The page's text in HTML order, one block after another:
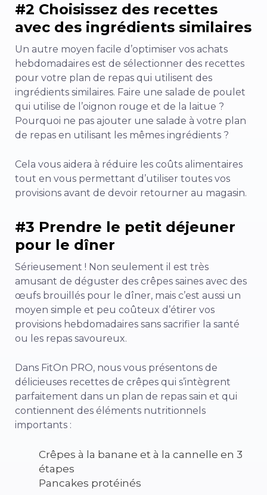
#2 Choisissez des recettes
avec des ingrédients similaires
Un autre moyen facile d’optimiser vos achats
hebdomadaires est de sélectionner des recettes
pour votre plan de repas qui utilisent des
ingrédients similaires. Faire une salade de poulet
qui utilise de l’oignon rouge et de la laitue ?
Pourquoi ne pas ajouter une salade à votre plan
de repas en utilisant les mêmes ingrédients ?
Cela vous aidera à réduire les coûts alimentaires
tout en vous permettant d’utiliser toutes vos
provisions avant de devoir retourner au magasin.
#3 Prendre le petit déjeuner
pour le dîner
Sérieusement ! Non seulement il est très
amusant de déguster des crêpes saines avec des
œufs brouillés pour le dîner, mais c’est aussi un
moyen simple et peu coûteux d’étirer vos
provisions hebdomadaires sans sacrifier la santé
ou les repas savoureux.
Dans FitOn PRO, nous vous présentons de
délicieuses recettes de crêpes qui s’intègrent
parfaitement dans un plan de repas sain et qui
contiennent des éléments nutritionnels
importants :
Crêpes à la banane et à la cannelle en 3
étapes
Pancakes protéinés